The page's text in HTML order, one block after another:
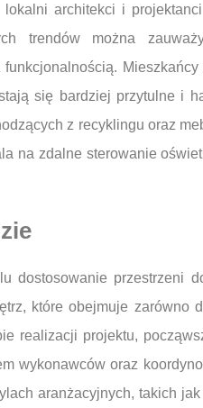
architekci i
trendów można
się bardziej przytulne i
z recyklingu oraz
na zdalne sterowanie
dostosowanie przestrzeni
które obejmuje zarówno
realizacji projektu,
wykonawców oraz
aranżacyjnych, takich